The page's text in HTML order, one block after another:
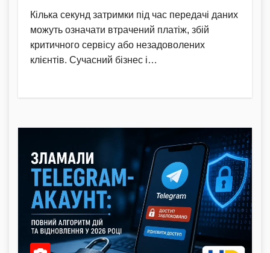
Кілька секунд затримки під час передачі даних
можуть означати втрачений платіж, збій
критичного сервісу або незадоволених
клієнтів. Сучасний бізнес і…